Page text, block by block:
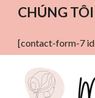
CHÚNG TÔI
[contact-form-7